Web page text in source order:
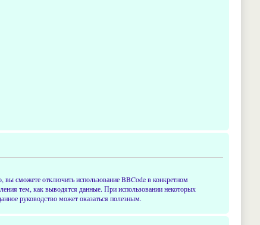
сможете отключить использование BBCode в конкретном
тем, как выводятся данные. При использовании некоторых
руководство может оказаться полезным.